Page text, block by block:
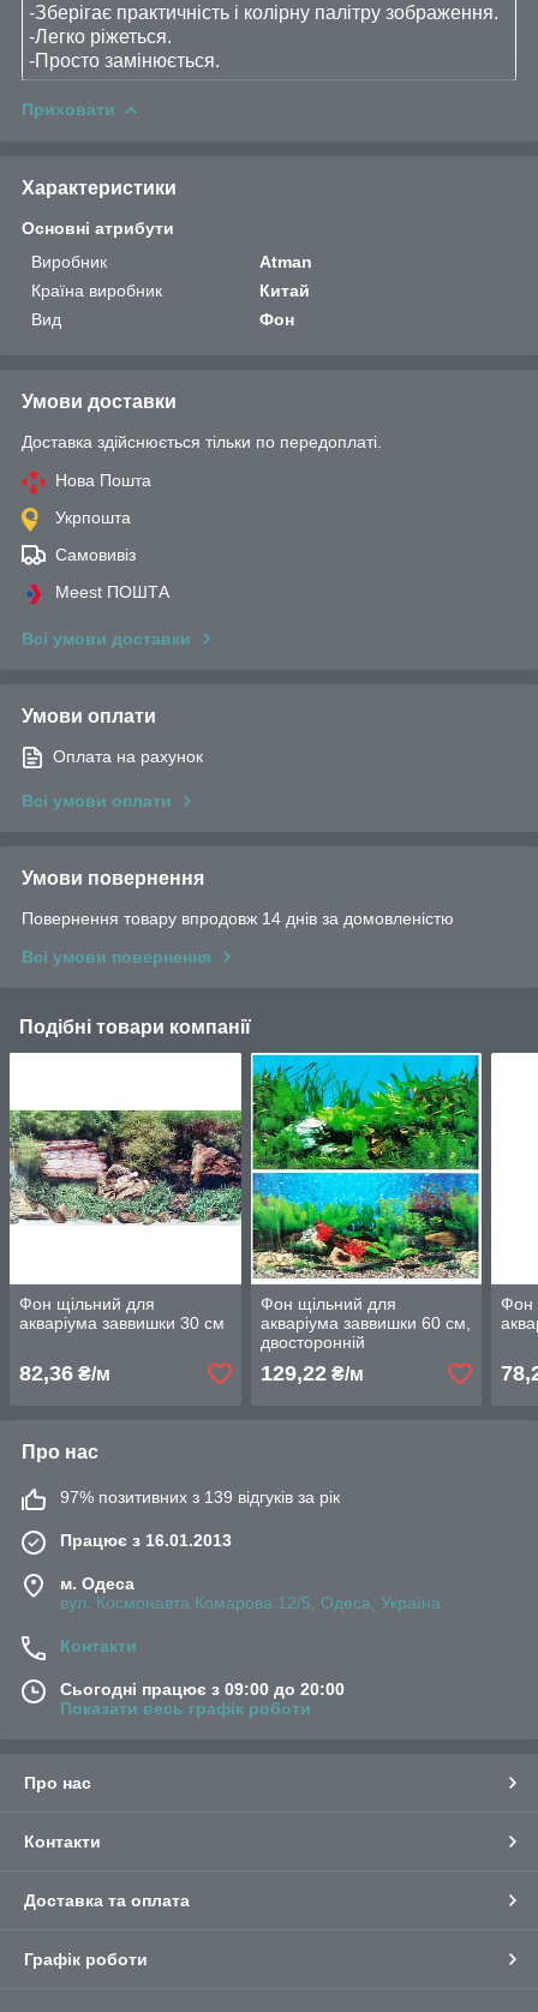
-Зберігає практичність і колірну палітру зображення.
-Легко ріжеться.
-Просто замінюється.
Приховати
Характеристики
Основні атрибути
Виробник
Atman
Країна виробник
Китай
Вид
Фон
Умови доставки
Доставка здійснюється тільки по передоплаті.
Нова Пошта
Укрпошта
Самовивіз
Meest ПОШТА
Всі умови доставки
Умови оплати
Оплата на рахунок
Всі умови оплати
Умови повернення
Повернення товару впродовж 14 днів за домовленістю
Всі умови повернення
Подібні товари компанії
Фон щільний для
акваріума заввишки 30 см
82,36 ₴/м
Фон щільний для
акваріума заввишки 60 см,
двосторонній
129,22₴/м
Фон
Про нас
97% позитивних з 139 відгуків за рік
Працює з 16.01.2013
м. Одеса
вул. Космонавта Комарова 12/5, Одеса, Україна
Контакти
Сьогодні працює з 09:00 до 20:00
Показати весь графік роботи
Про нас
Контакти
Доставка та оплата
Графік роботи